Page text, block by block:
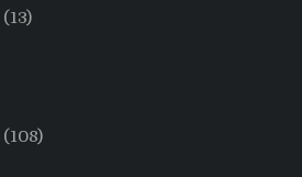
(13)
(108)